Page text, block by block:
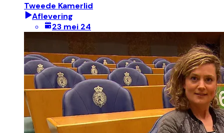
Tweede Kamerlid
Aflevering
23 mei 24